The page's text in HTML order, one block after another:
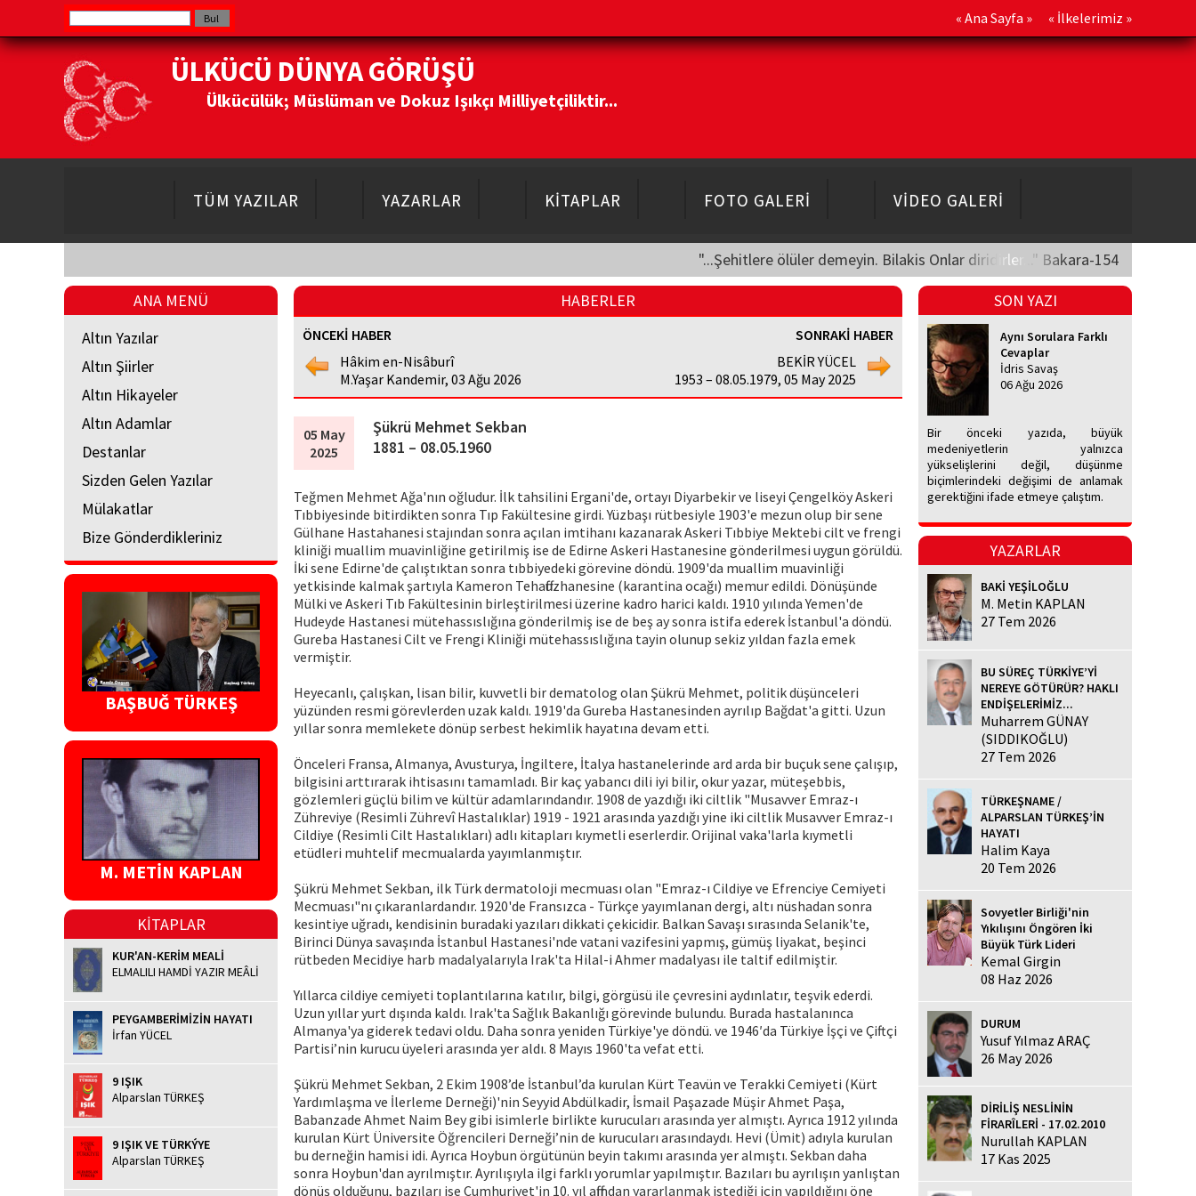
« Ana Sayfa » « İlkelerimiz »
ÜLKÜCÜ DÜNYA GÖRÜŞÜ
Ülkücülük; Müslüman ve Dokuz Işıkçı Milliyetçiliktir...
TÜM YAZILAR YAZARLAR KİTAPLAR FOTO GALERİ VİDEO GALERİ
"...Şehitlere ölüler demeyin. Bilakis Onlar diridirler..." Bakara-154
ANA MENÜ
Altın Yazılar
Altın Şiirler
Altın Hikayeler
Altın Adamlar
Destanlar
Sizden Gelen Yazılar
Mülakatlar
Bize Gönderdikleriniz
BAŞBUĞ TÜRKEŞ
M. METİN KAPLAN
KİTAPLAR
KUR'AN-KERİM MEALİ
ELMALILI HAMDİ YAZIR MEÂLİ
PEYGAMBERİMİZİN HAYATI
İrfan YÜCEL
9 IŞIK
Alparslan TÜRKEŞ
9 IŞIK VE TÜRKÝYE
Alparslan TÜRKEŞ
HABERLER
ÖNCEKİ HABER
Hâkim en-Nisâburî
M.Yaşar Kandemir, 03 Ağu 2026
SONRAKİ HABER
BEKİR YÜCEL
1953 – 08.05.1979, 05 May 2025
05 May
2025
Şükrü Mehmet Sekban
1881 – 08.05.1960
Teğmen Mehmet Ağa'nın oğludur. İlk tahsilini Ergani'de, ortayı Diyarbekir ve liseyi Çengelköy Askeri
Tıbbiyesinde bitirdikten sonra Tıp Fakültesine girdi. Yüzbaşı rütbesiyle 1903'e mezun olup bir sene
Gülhane Hastahanesi stajından sonra açılan imtihanı kazanarak Askeri Tıbbiye Mektebi cilt ve frengi
kliniği muallim muavinliğine getirilmiş ise de Edirne Askeri Hastanesine gönderilmesi uygun görüldü.
İki sene Edirne'de çalıştıktan sonra tıbbiyedeki görevine döndü. 1909'da muallim muavinliği
yetkisinde kalmak şartıyla Kameron Tehaffuzhanesine (karantina ocağı) memur edildi. Dönüşünde
Mülki ve Askeri Tıb Fakültesinin birleştirilmesi üzerine kadro harici kaldı. 1910 yılında Yemen'de
Hudeyde Hastanesi mütehassıslığına gönderilmiş ise de beş ay sonra istifa ederek İstanbul'a döndü.
Gureba Hastanesi Cilt ve Frengi Kliniği mütehassıslığına tayin olunup sekiz yıldan fazla emek
vermiştir.
Heyecanlı, çalışkan, lisan bilir, kuvvetli bir dematolog olan Şükrü Mehmet, politik düşünceleri
yüzünden resmi görevlerden uzak kaldı. 1919'da Gureba Hastanesinden ayrılıp Bağdat'a gitti. Uzun
yıllar sonra memlekete dönüp serbest hekimlik hayatına devam etti.
Önceleri Fransa, Almanya, Avusturya, İngiltere, İtalya hastanelerinde ard arda bir buçuk sene çalışıp,
bilgisini arttırarak ihtisasını tamamladı. Bir kaç yabancı dili iyi bilir, okur yazar, müteşebbis,
gözlemleri güçlü bilim ve kültür adamlarındandır. 1908 de yazdığı iki ciltlik "Musavver Emraz-ı
Zühreviye (Resimli Zührevî Hastalıklar) 1919 - 1921 arasında yazdığı yine iki ciltlik Musavver Emraz-ı
Cildiye (Resimli Cilt Hastalıkları) adlı kitapları kıymetli eserlerdir. Orijinal vaka'larla kıymetli
etüdleri muhtelif mecmualarda yayımlanmıştır.
Şükrü Mehmet Sekban, ilk Türk dermatoloji mecmuası olan "Emraz-ı Cildiye ve Efrenciye Cemiyeti
Mecmuası"nı çıkaranlardandır. 1920'de Fransızca - Türkçe yayımlanan dergi, altı nüshadan sonra
kesintiye uğradı, kendisinin buradaki yazıları dikkati çekicidir. Balkan Savaşı sırasında Selanik'te,
Birinci Dünya savaşında İstanbul Hastanesi'nde vatani vazifesini yapmış, gümüş liyakat, beşinci
rütbeden Mecidiye harb madalyalarıyla Irak'ta Hilal-i Ahmer madalyası ile taltif edilmiştir.
Yıllarca cildiye cemiyeti toplantılarına katılır, bilgi, görgüsü ile çevresini aydınlatır, teşvik ederdi.
Uzun yıllar yurt dışında kaldı. Irak'ta Sağlık Bakanlığı görevinde bulundu. Burada hastalanınca
Almanya'ya giderek tedavi oldu. Daha sonra yeniden Türkiye'ye döndü. ve 1946′da Türkiye İşçi ve Çiftçi
Partisi’nin kurucu üyeleri arasında yer aldı. 8 Mayıs 1960'ta vefat etti.
Şükrü Mehmet Sekban, 2 Ekim 1908’de İstanbul’da kurulan Kürt Teavün ve Terakki Cemiyeti (Kürt
Yardımlaşma ve İlerleme Derneği)'nin Seyyid Abdülkadir, İsmail Paşazade Müşir Ahmet Paşa,
Babanzade Ahmet Naim Bey gibi isimlerle birlikte kurucuları arasında yer almıştı. Ayrıca 1912 yılında
kurulan Kürt Üniversite Öğrencileri Derneği’nin de kurucuları arasındaydı. Hevi (Ümit) adıyla kurulan
bu derneğin hamisi idi. Ayrıca Hoybun örgütünün beyin takımı arasında yer almıştı. Sekban daha
sonra Hoybun'dan ayrılmıştır. Ayrılışıyla ilgi farklı yorumlar yapılmıştır. Bazıları bu ayrılışın yanlıştan
dönüş olduğunu, bazıları ise Cumhuriyet'in 10. yıl affından yararlanmak istediği için yapıldığını öne
SON YAZI
Aynı Sorulara Farklı
Cevaplar
İdris Savaş
06 Ağu 2026
Bir önceki yazıda, büyük
medeniyetlerin yalnızca
yükselişlerini değil, düşünme
biçimlerindeki değişimi de anlamak
gerektiğini ifade etmeye çalıştım.
YAZARLAR
BAKİ YEŞİLOĞLU
M. Metin KAPLAN
27 Tem 2026
BU SÜREÇ TÜRKİYE’Yİ
NEREYE GÖTÜRÜR? HAKLI
ENDİŞELERİMİZ...
Muharrem GÜNAY
(SIDDIKOĞLU)
27 Tem 2026
TÜRKEŞNAME /
ALPARSLAN TÜRKEŞ’İN
HAYATI
Halim Kaya
20 Tem 2026
Sovyetler Birliği'nin
Yıkılışını Öngören İki
Büyük Türk Lideri
Kemal Girgin
08 Haz 2026
DURUM
Yusuf Yılmaz ARAÇ
26 May 2026
DİRİLİŞ NESLİNİN
FİRARÎLERİ - 17.02.2010
Nurullah KAPLAN
17 Kas 2025